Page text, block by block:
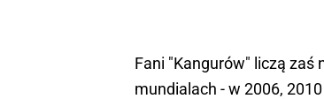
Fani "Kangurów" liczą zaś
mundialach - w 2006,